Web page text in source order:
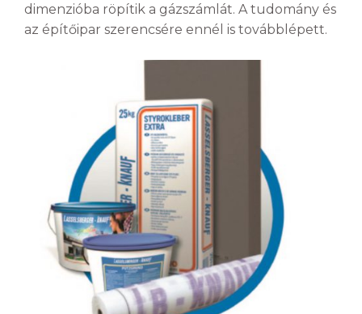
dimenzióba röpítik a gázszámlát. A tudomány és
az építőipar szerencsére ennél is továbblépett.